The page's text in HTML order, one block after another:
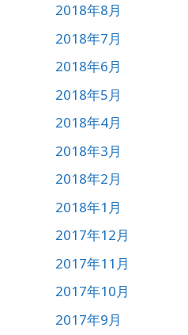
2018年8月
2018年7月
2018年6月
2018年5月
2018年4月
2018年3月
2018年2月
2018年1月
2017年12月
2017年11月
2017年10月
2017年9月